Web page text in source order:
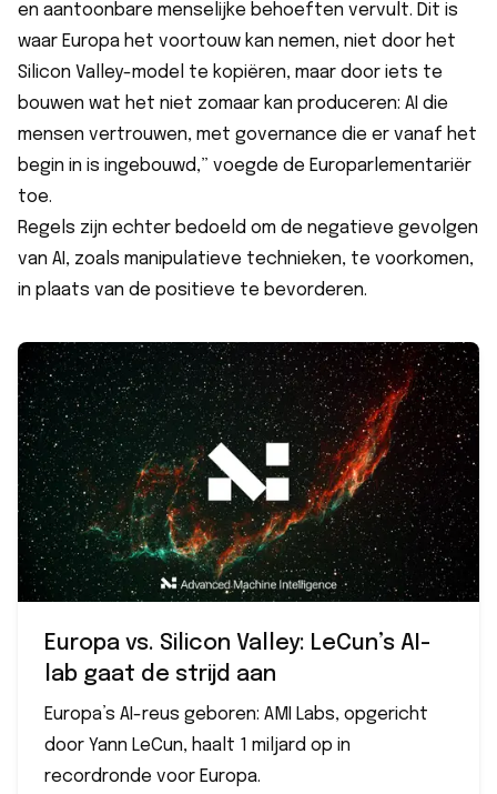
en aantoonbare menselijke behoeften vervult. Dit is
waar Europa het voortouw kan nemen, niet door het
Silicon Valley-model te kopiëren, maar door iets te
bouwen wat het niet zomaar kan produceren: AI die
mensen vertrouwen, met governance die er vanaf het
begin in is ingebouwd,” voegde de Europarlementariër
toe.
Regels zijn echter bedoeld om de negatieve gevolgen
van AI, zoals manipulatieve technieken, te voorkomen,
in plaats van de positieve te bevorderen.
Europa vs. Silicon Valley: LeCun’s AI-
lab gaat de strijd aan
Europa’s AI-reus geboren: AMI Labs, opgericht
door Yann LeCun, haalt 1 miljard op in
recordronde voor Europa.